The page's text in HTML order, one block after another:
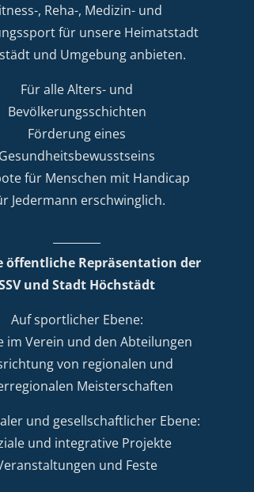
, Reha-, Medizin- und
für unsere Heimatstadt
und Umgebung anbieten.
Für alle Alters- und
Bevölkerungsschichten
Förderung eines
Gesundheitsbewusstseins
für Menschen mit Handicap
Jedermann erschwinglich.
öffentliche Repräsentation der
und Stadt Höchstädt
Auf sportlicher Ebene:
im Verein und den Abteilungen
von regionalen und
Meisterschaften
und gesellschaftlicher Ebene:
und integrative Projekte
und Feste